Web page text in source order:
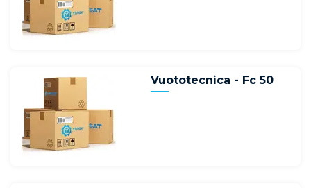
Vuototecnica - Fc 50